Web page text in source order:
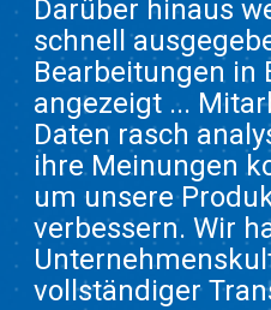
Darüber hinaus
schnell
Bearbeitungen in
angezeigt ...
Daten rasch
ihre Meinungen
um unsere
verbessern. Wir
vollständiger